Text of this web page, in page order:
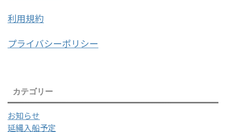
利用規約
プライバシーポリシー
カテゴリー
お知らせ
延縄入船予定